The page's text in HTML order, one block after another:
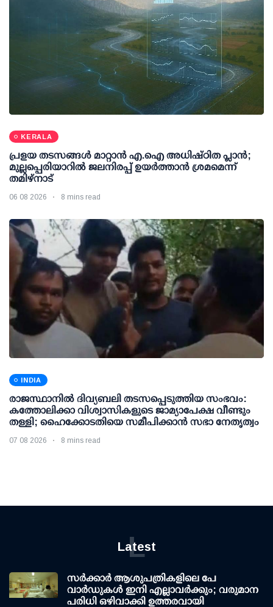
KERALA
പ്രളയ തടസങ്ങള്‍ മാറ്റാന്‍ എ.ഐ അധിഷ്ഠിത പ്ലാന്‍;
മുല്ലപ്പെരിയാറില്‍ ജലനിരപ്പ് ഉയര്‍ത്താന്‍ ശ്രമമെന്ന്
തമിഴ്നാട്
06 08 2026 8 mins read
INDIA
രാജസ്ഥാനിൽ ദിവ്യബലി തടസപ്പെടുത്തിയ സംഭവം:
കത്തോലിക്കാ വിശ്വാസികളുടെ ജാമ്യാപേക്ഷ വീണ്ടും
തള്ളി; ഹൈക്കോടതിയെ സമീപിക്കാൻ സഭാ നേതൃത്വം
07 08 2026 8 mins read
Latest
L
സര്‍ക്കാര്‍ ആശുപത്രികളിലെ പേ
വാര്‍ഡുകള്‍ ഇനി എല്ലാവര്‍ക്കും; വരുമാന
പരിധി ഒഴിവാക്കി ഉത്തരവായി